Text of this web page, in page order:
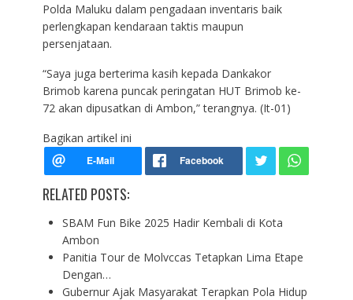
Polda Maluku dalam pengadaan inventaris baik
perlengkapan kendaraan taktis maupun
persenjataan.
“Saya juga berterima kasih kepada Dankakor
Brimob karena puncak peringatan HUT Brimob ke-
72 akan dipusatkan di Ambon,” terangnya. (It-01)
Bagikan artikel ini
RELATED POSTS:
SBAM Fun Bike 2025 Hadir Kembali di Kota
Ambon
Panitia Tour de Molvccas Tetapkan Lima Etape
Dengan…
Gubernur Ajak Masyarakat Terapkan Pola Hidup